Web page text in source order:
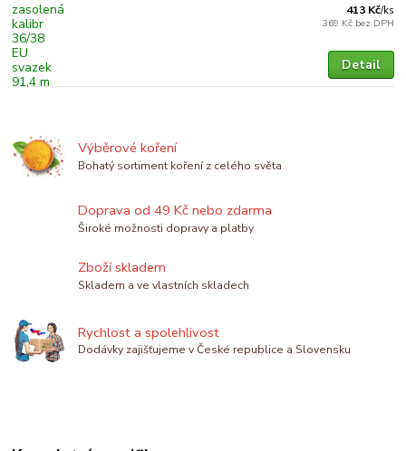
413 Kč/ks
369 Kč bez DPH
Detail
Výběrové koření
Bohatý sortiment koření z celého světa
Doprava od 49 Kč nebo zdarma
Široké možnosti dopravy a platby
Zboží skladem
Skladem a ve vlastních skladech
Rychlost a spolehlivost
Dodávky zajišťujeme v České republice a Slovensku